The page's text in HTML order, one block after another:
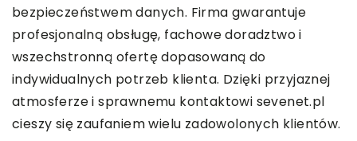
bezpieczeństwem danych. Firma gwarantuje
profesjonalną obsługę, fachowe doradztwo i
wszechstronną ofertę dopasowaną do
indywidualnych potrzeb klienta. Dzięki przyjaznej
atmosferze i sprawnemu kontaktowi sevenet.pl
cieszy się zaufaniem wielu zadowolonych klientów.